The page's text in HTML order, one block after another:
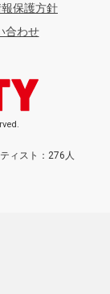
保護方針
合わせ
ィスト：276人